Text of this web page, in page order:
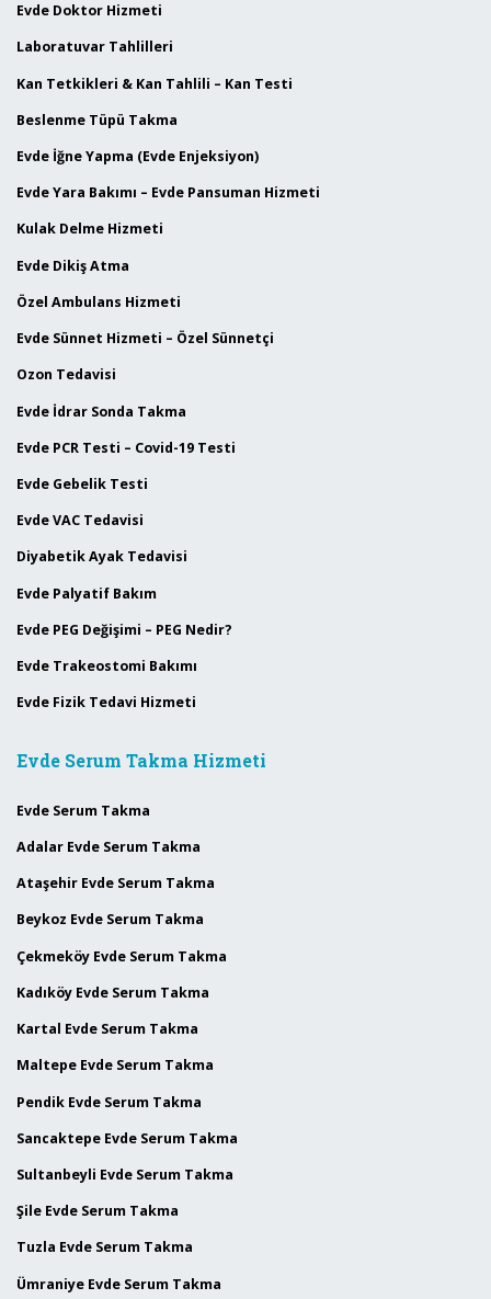
Evde Doktor Hizmeti
Laboratuvar Tahlilleri
Kan Tetkikleri & Kan Tahlili – Kan Testi
Beslenme Tüpü Takma
Evde İğne Yapma (Evde Enjeksiyon)
Evde Yara Bakımı – Evde Pansuman Hizmeti
Kulak Delme Hizmeti
Evde Dikiş Atma
Özel Ambulans Hizmeti
Evde Sünnet Hizmeti – Özel Sünnetçi
Ozon Tedavisi
Evde İdrar Sonda Takma
Evde PCR Testi – Covid-19 Testi
Evde Gebelik Testi
Evde VAC Tedavisi
Diyabetik Ayak Tedavisi
Evde Palyatif Bakım
Evde PEG Değişimi – PEG Nedir?
Evde Trakeostomi Bakımı
Evde Fizik Tedavi Hizmeti
Evde Serum Takma Hizmeti
Evde Serum Takma
Adalar Evde Serum Takma
Ataşehir Evde Serum Takma
Beykoz Evde Serum Takma
Çekmeköy Evde Serum Takma
Kadıköy Evde Serum Takma
Kartal Evde Serum Takma
Maltepe Evde Serum Takma
Pendik Evde Serum Takma
Sancaktepe Evde Serum Takma
Sultanbeyli Evde Serum Takma
Şile Evde Serum Takma
Tuzla Evde Serum Takma
Ümraniye Evde Serum Takma